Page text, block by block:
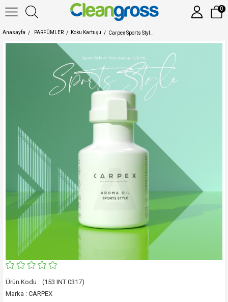
0
Anasayfa PARFÜMLER Koku Kartuşu
(153 INT 0317)
Marka : CARPEX